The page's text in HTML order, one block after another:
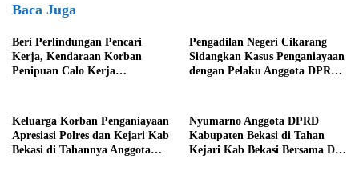
Baca Juga
Beri Perlindungan Pencari
Kerja, Kendaraan Korban
Penipuan Calo Kerja
Pengadilan Negeri Cikarang
Sidangkan Kasus Penganiayaan
dengan Pelaku Anggota DPRD
Keluarga Korban Penganiayaan
Apresiasi Polres dan Kejari Kab
Bekasi di Tahannya Anggota
Nyumarno Anggota DPRD
Kabupaten Bekasi di Tahan
Kejari Kab Bekasi Bersama Dua